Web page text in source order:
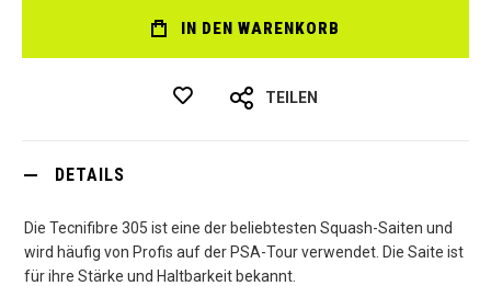
IN DEN WARENKORB
TEILEN
DETAILS
Die Tecnifibre 305 ist eine der beliebtesten Squash-Saiten und
wird häufig von Profis auf der PSA-Tour verwendet. Die Saite ist
für ihre Stärke und Haltbarkeit bekannt.